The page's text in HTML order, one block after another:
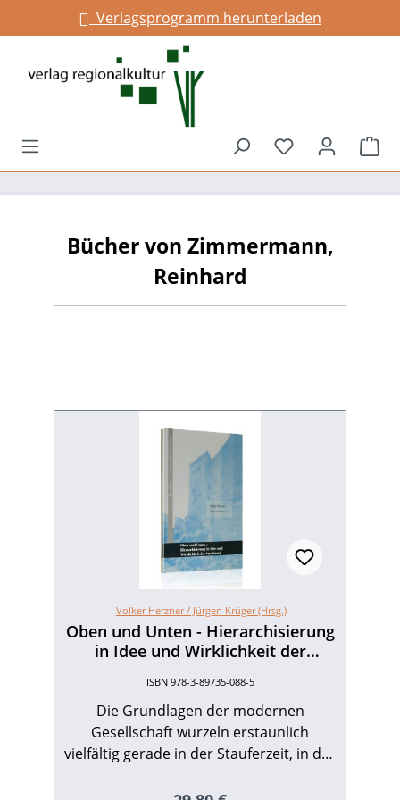
springenVerlagsprogramm herunterladen
Du hast 0
Bücher von Zimmermann,
Reinhard
Volker Herzner / Jürgen Krüger (Hrsg.)
Oben und Unten - Hierarchisierung
in Idee und Wirklichkeit der
ISBN 978-3-89735-088-5
Die Grundlagen der modernen
Gesellschaft wurzeln erstaunlich
vielfältig gerade in der Stauferzeit, in der